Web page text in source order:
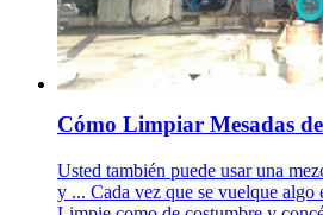
Cómo Limpiar Mesadas
Usted también puede usar una
y ... Cada vez que se vuelque algo